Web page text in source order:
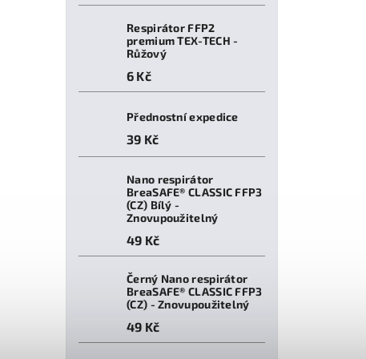
Respirátor FFP2
premium TEX-TECH -
Růžový
6 Kč
Přednostní expedice
39 Kč
Nano respirátor
BreaSAFE® CLASSIC FFP3
(CZ) Bílý -
Znovupoužitelný
49 Kč
Černý Nano respirátor
BreaSAFE® CLASSIC FFP3
(CZ) - Znovupoužitelný
49 Kč